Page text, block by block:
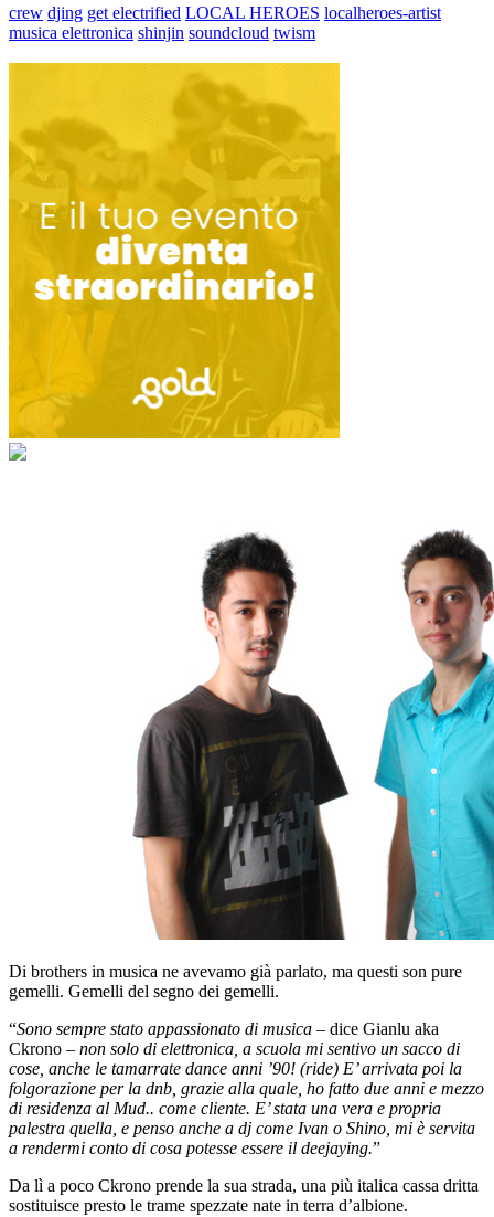
crew djing get electrified LOCAL HEROES localheroes-artist
musica elettronica shinjin soundcloud twism
Di brothers in musica ne avevamo già parlato, ma questi son pure
gemelli. Gemelli del segno dei gemelli.
“Sono sempre stato appassionato di musica – dice Gianlu aka
Ckrono – non solo di elettronica, a scuola mi sentivo un sacco di
cose, anche le tamarrate dance anni ’90! (ride) E’ arrivata poi la
folgorazione per la dnb, grazie alla quale, ho fatto due anni e mezzo
di residenza al Mud.. come cliente. E’ stata una vera e propria
palestra quella, e penso anche a dj come Ivan o Shino, mi è servita
a rendermi conto di cosa potesse essere il deejaying.”
Da lì a poco Ckrono prende la sua strada, una più italica cassa dritta
sostituisce presto le trame spezzate nate in terra d’albione.